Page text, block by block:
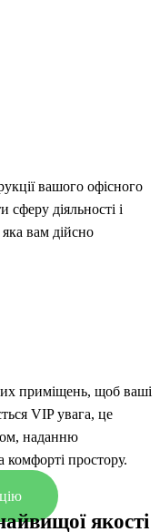
вашого офісного
діяльності і
вам дійсно
приміщень, щоб ваші
VIP увага, це
наданню
комфорті простору.
якості